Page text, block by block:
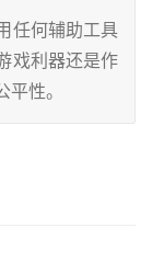
任何辅助工具
戏利器还是作
性。